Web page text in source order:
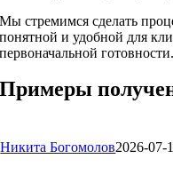
Мы стремимся сделать
понятной и удобной для
первоначальной готовности.
Примеры
Никита Богомолов2026-07-